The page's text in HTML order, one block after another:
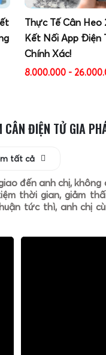
Thực Tế Cân
Kết Nối App Điện
Chính Xác!
8.000.000 -
CÂN ĐIỆN TỬ GIA
tất cả
đến anh chị, không
thời gian, giảm
tức thì, anh chị